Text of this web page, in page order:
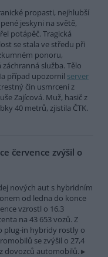
propasti, nejhlubší
jeskyni na světě,
potápěč. Tragická
se stala ve středu při
ponoru,
záchranná služba. Tělo
případ upozornil server
čin usmrcení z
Zajícová. Muž, hasič z
40 metrů, zjistila ČTK.
července zvýšil o
nových aut s hybridním
od ledna do konce
vzrostl o 16,3
na 43 653 vozů. Z
plug-in hybridy rostly o
se zvýšil o 27,4
dovozců automobilů.